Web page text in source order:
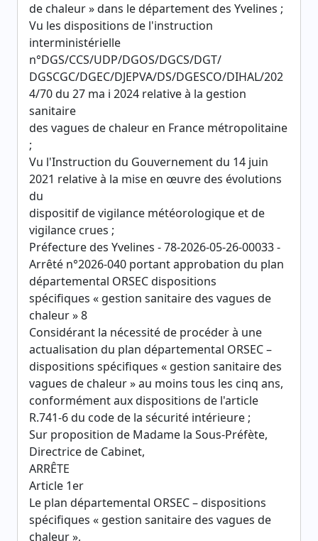
de chaleur » dans le département des Yvelines ;
Vu les dispositions de l'instruction
interministérielle
n°DGS/CCS/UDP/DGOS/DGCS/DGT/
DGSCGC/DGEC/DJEPVA/DS/DGESCO/DIHAL/202
4/70 du 27 ma i 2024 relative à la gestion
sanitaire
des vagues de chaleur en France métropolitaine
;
Vu l'Instruction du Gouvernement du 14 juin
2021 relative à la mise en œuvre des évolutions
du
dispositif de vigilance météorologique et de
vigilance crues ;
Préfecture des Yvelines - 78-2026-05-26-00033 -
Arrêté n°2026-040 portant approbation du plan
départemental ORSEC dispositions
spécifiques « gestion sanitaire des vagues de
chaleur » 8
Considérant la nécessité de procéder à une
actualisation du plan départemental ORSEC –
dispositions spécifiques « gestion sanitaire des
vagues de chaleur » au moins tous les cinq ans,
conformément aux dispositions de l'article
R.741-6 du code de la sécurité intérieure ;
Sur proposition de Madame la Sous-Préfète,
Directrice de Cabinet,
ARRÊTE
Article 1er
Le plan départemental ORSEC – dispositions
spécifiques « gestion sanitaire des vagues de
chaleur »,